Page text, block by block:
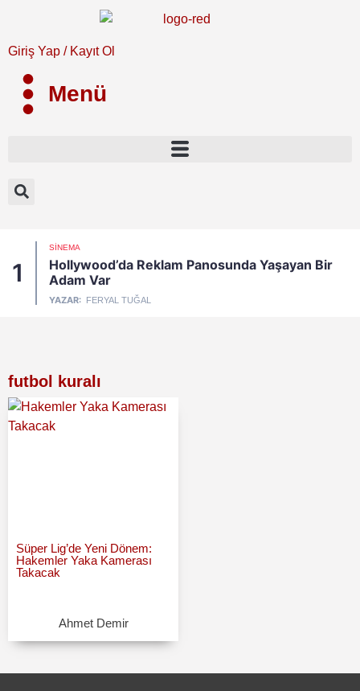
Giriş Yap / Kayıt Ol
Menü
1
SINEMA
Hollywood’da Reklam Panosunda Yaşayan Bir
Adam Var
YAZAR: FERYAL TUĞAL
futbol kuralı
Süper Lig’de Yeni Dönem:
Hakemler Yaka Kamerası
Takacak
Ahmet Demir